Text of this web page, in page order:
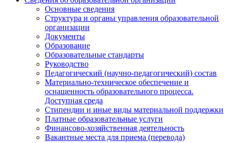
Основные сведения
Структура и органы управления образовательной
организации
Документы
Образование
Образовательные стандарты
Руководство
Педагогический (научно-педагогический) состав
Материально-техническое обеспечение и
оснащенность образовательного процесса.
Доступная среда
Стипендии и иные виды материальной поддержки
Платные образовательные услуги
Финансово-хозяйственная деятельность
Вакантные места для приема (перевода)